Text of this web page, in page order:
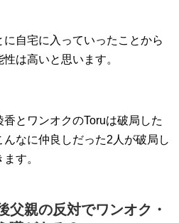
自宅に入っていったことから
は高いと思います。
とワンオクのToruは破局した
なに仲良しだった2人が破局し
す。
父親の反対でワンオク・